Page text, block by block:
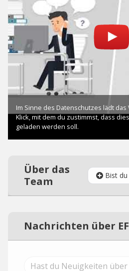
Über das
Team
Bist
Nachrichten über